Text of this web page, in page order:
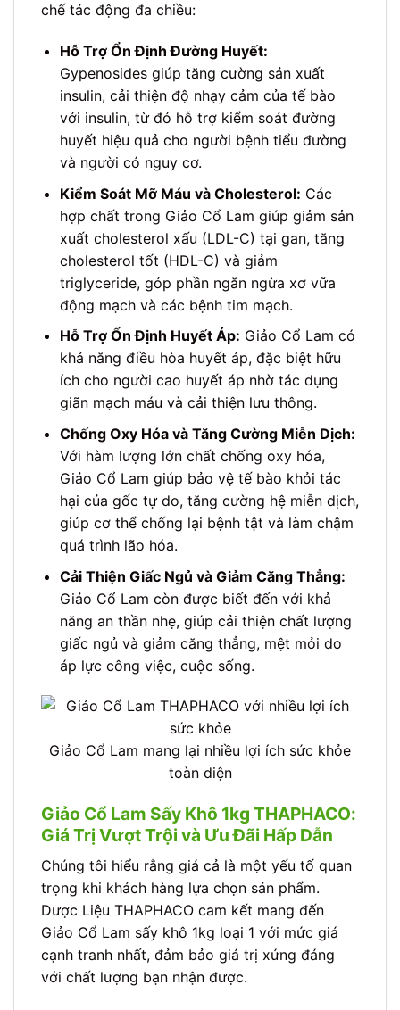
chế tác động đa chiều:
Hỗ Trợ Ổn Định Đường Huyết:
Gypenosides giúp tăng cường sản xuất
insulin, cải thiện độ nhạy cảm của tế bào
với insulin, từ đó hỗ trợ kiểm soát đường
huyết hiệu quả cho người bệnh tiểu đường
và người có nguy cơ.
Kiểm Soát Mỡ Máu và Cholesterol: Các
hợp chất trong Giảo Cổ Lam giúp giảm sản
xuất cholesterol xấu (LDL-C) tại gan, tăng
cholesterol tốt (HDL-C) và giảm
triglyceride, góp phần ngăn ngừa xơ vữa
động mạch và các bệnh tim mạch.
Hỗ Trợ Ổn Định Huyết Áp: Giảo Cổ Lam có
khả năng điều hòa huyết áp, đặc biệt hữu
ích cho người cao huyết áp nhờ tác dụng
giãn mạch máu và cải thiện lưu thông.
Chống Oxy Hóa và Tăng Cường Miễn Dịch:
Với hàm lượng lớn chất chống oxy hóa,
Giảo Cổ Lam giúp bảo vệ tế bào khỏi tác
hại của gốc tự do, tăng cường hệ miễn dịch,
giúp cơ thể chống lại bệnh tật và làm chậm
quá trình lão hóa.
Cải Thiện Giấc Ngủ và Giảm Căng Thẳng:
Giảo Cổ Lam còn được biết đến với khả
năng an thần nhẹ, giúp cải thiện chất lượng
giấc ngủ và giảm căng thẳng, mệt mỏi do
áp lực công việc, cuộc sống.
Giảo Cổ Lam mang lại nhiều lợi ích sức khỏe
toàn diện
Giảo Cổ Lam Sấy Khô 1kg THAPHACO:
Giá Trị Vượt Trội và Ưu Đãi Hấp Dẫn
Chúng tôi hiểu rằng giá cả là một yếu tố quan
trọng khi khách hàng lựa chọn sản phẩm.
Dược Liệu THAPHACO cam kết mang đến
Giảo Cổ Lam sấy khô 1kg loại 1 với mức giá
cạnh tranh nhất, đảm bảo giá trị xứng đáng
với chất lượng bạn nhận được.